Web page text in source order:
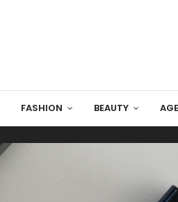
FASHION BEAUTY